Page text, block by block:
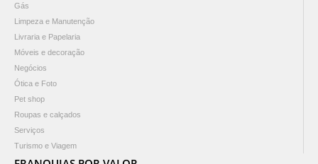
Gás
Limpeza e Manutenção
Livraria e Papelaria
Móveis e decoração
Negócios
Ótica e Foto
Pet shop
Roupas e calçados
Serviços
Turismo e Viagem